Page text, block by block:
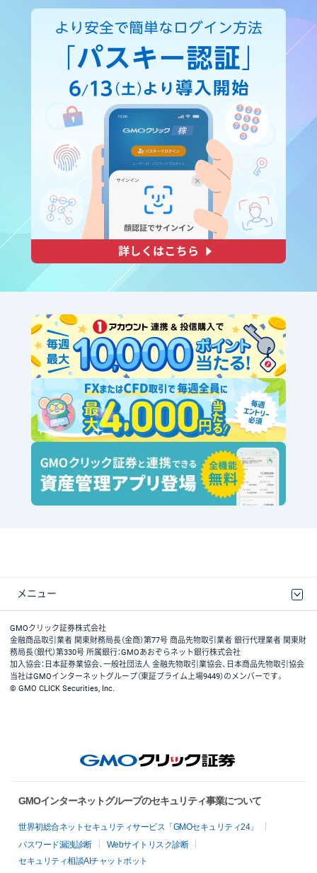
メニュー
取引規程・約款
最良執行方針
ディスクレイマー
リスク説明
GMOクリック証券ホームページ
GMOクリック証券株式会社
金融商品取引業者 関東財務局長（金商）第77号 商品先物取引業者 銀行代理業者 関東財
務局長（銀代）第330号 所属銀行：GMOあおぞらネット銀行株式会社
加入協会：日本証券業協会、一般社団法人 金融先物取引業協会、日本商品先物取引協会
当社はGMOインターネットグループ（東証プライム上場9449）のメンバーです。
© GMO CLICK Securities, Inc.
GMOインターネットグループのセキュリティ事業について
世界初総合ネットセキュリティサービス「GMOセキュリティ24」
パスワード漏洩診断
Webサイトリスク診断
セキュリティ相談AIチャットボット